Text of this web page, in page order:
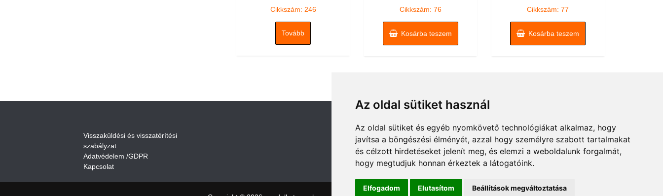
Az oldal sütiket használ
Az oldal sütiket és egyéb nyomkövető technológiákat alkalmaz, hogy
javítsa a böngészési élményét, azzal hogy személyre szabott tartalmakat
és célzott hirdetéseket jelenít meg, és elemzi a weboldalunk forgalmát,
hogy megtudjuk honnan érkeztek a látogatóink.
Elfogadom Elutasítom Beállítások megváltoztatása
Cikkszám: 246
Tovább
Cikkszám: 76
Kosárba teszem
Cikkszám: 77
Kosárba teszem
Visszaküldési és visszatérítési
szabályzat
Adatvédelem /GDPR
Kapcsolat